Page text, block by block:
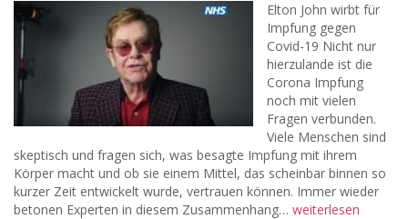
Elton John wirbt für
Impfung gegen
Covid-19 Nicht nur
hierzulande ist die
Corona Impfung
noch mit vielen
Fragen verbunden.
Viele Menschen sind
skeptisch und fragen sich, was besagte Impfung mit ihrem
Körper macht und ob sie einem Mittel, das scheinbar binnen so
kurzer Zeit entwickelt wurde, vertrauen können. Immer wieder
betonen Experten in diesem Zusammenhang… weiterlesen